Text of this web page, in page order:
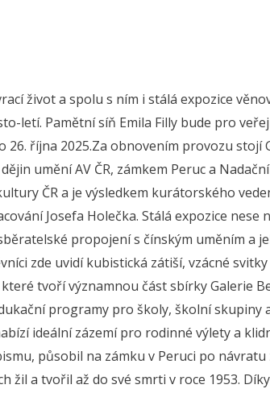
život a spolu s ním i stálá expozice
letí. Pamětní síň Emila Filly bude pro
října 2025.Za obnovením provozu stojí
umění AV ČR, zámkem Peruc a
ČR a je výsledkem kurátorského
Josefa Holečka. Stálá expozice nese
propojení s čínským uměním a
zde uvidí kubistická zátiší, vzácné
tvoří významnou část sbírky Galerie
programy pro školy, školní skupiny
ideální zázemí pro rodinné výlety a
působil na zámku v Peruci po
žil a tvořil až do své smrti v roce 1953.